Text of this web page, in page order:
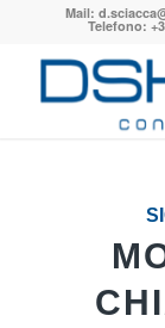
Mail:
Telefono: